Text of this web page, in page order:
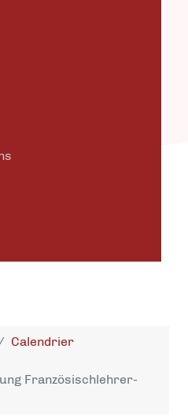
Calendrier
Französischlehrer-